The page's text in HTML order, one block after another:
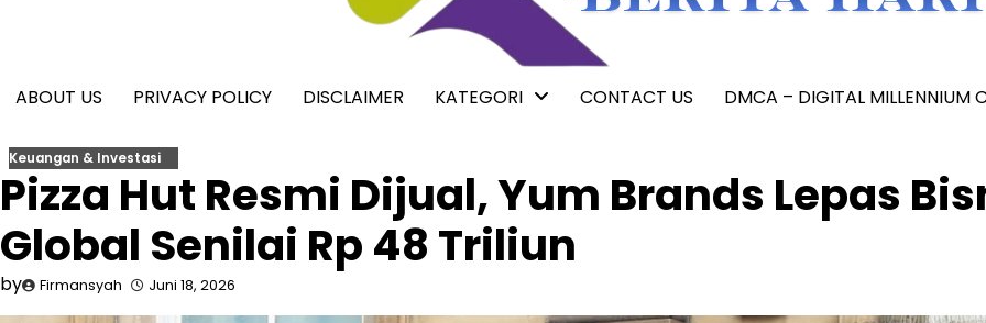
ABOUT US PRIVACY POLICY DISCLAIMER KATEGORI CONTACT US DMCA – DIGITAL MILLENNIUM
Keuangan & Investasi
Pizza Hut Resmi Dijual, Yum Brands Lepas
Global Senilai Rp 48 Triliun
by Firmansyah Juni 18, 2026